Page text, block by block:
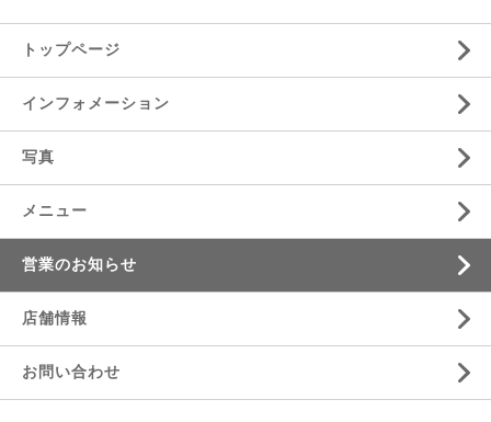
トップページ
インフォメーション
写真
メニュー
営業のお知らせ
店舗情報
お問い合わせ